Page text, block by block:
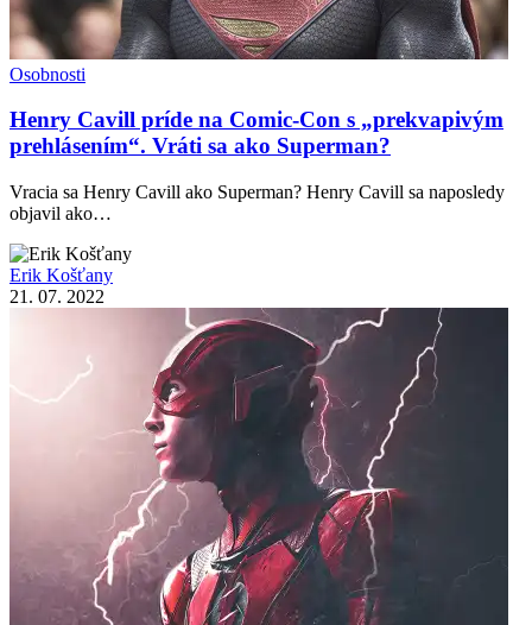
Osobnosti
Henry Cavill príde na Comic-Con s „prekvapivým
prehlásením“. Vráti sa ako Superman?
Vracia sa Henry Cavill ako Superman? Henry Cavill sa naposledy
objavil ako…
Erik Košťany
21. 07. 2022